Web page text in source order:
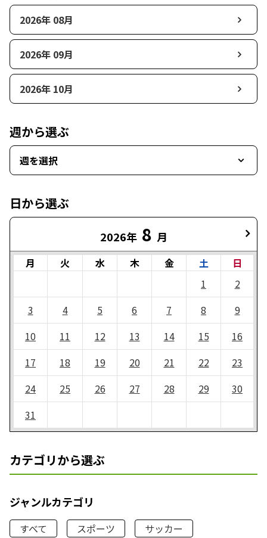
2026年 08月
2026年 09月
2026年 10月
週から選ぶ
週を選択
日から選ぶ
2026年 8 月
月 火 水 木 金 土
日
1
2
3
4 5 6 7 8
9
10
11 12 13 14 15
16
17
18 19 20 21 22
23
24
25 26 27 28 29
30
31
カテゴリから選ぶ
ジャンルカテゴリ
すべて スポーツ
サッカー